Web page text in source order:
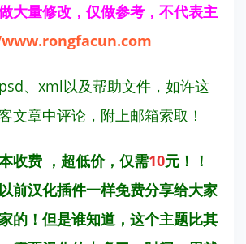
大量修改，仅做参考，不代表主
、xml以及帮助文件，如许这
文章中评论，附上邮箱索取！
收费 ，超低价，仅需10元！！
前汉化插件一样免费分享给大家
的！但是谁知道，这个主题比其